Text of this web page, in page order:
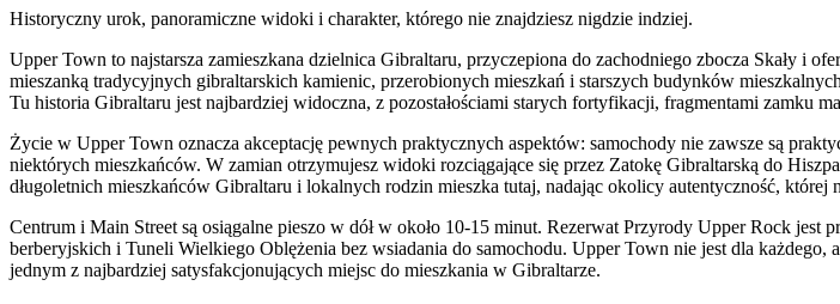
Historyczny urok, panoramiczne widoki i charakter, którego nie znajdziesz nigdzie indziej.
Upper Town to najstarsza zamieszkana dzielnica Gibraltaru, przyczepiona do zachodniego zbocza Skały i
mieszanką tradycyjnych gibraltarskich kamienic, przerobionych mieszkań i starszych budynków
Tu historia Gibraltaru jest najbardziej widoczna, z pozostałościami starych fortyfikacji, fragmentami zamku
Życie w Upper Town oznacza akceptację pewnych praktycznych aspektów: samochody nie zawsze są
niektórych mieszkańców. W zamian otrzymujesz widoki rozciągające się przez Zatokę Gibraltarską do
długoletnich mieszkańców Gibraltaru i lokalnych rodzin mieszka tutaj, nadając okolicy autentyczność, której
Centrum i Main Street są osiągalne pieszo w dół w około 10-15 minut. Rezerwat Przyrody Upper Rock
berberyjskich i Tuneli Wielkiego Oblężenia bez wsiadania do samochodu. Upper Town nie jest dla
jednym z najbardziej satysfakcjonujących miejsc do mieszkania w Gibraltarze.